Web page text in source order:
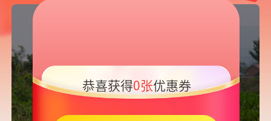
05:45
恭喜获得0张优惠券